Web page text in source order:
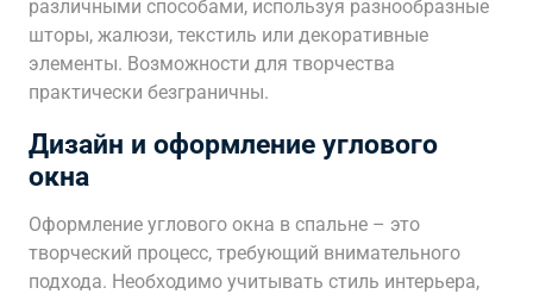
различными способами, используя разнообразные
шторы, жалюзи, текстиль или декоративные
элементы. Возможности для творчества
практически безграничны.
Дизайн и оформление углового
окна
Оформление углового окна в спальне – это
творческий процесс, требующий внимательного
подхода. Необходимо учитывать стиль интерьера,